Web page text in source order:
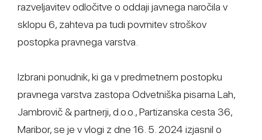
razveljavitev odločitve o oddaji javnega naročila v
sklopu 6, zahteva pa tudi povrnitev stroškov
postopka pravnega varstva.
Izbrani ponudnik, ki ga v predmetnem postopku
pravnega varstva zastopa Odvetniška pisarna Lah,
Jambrovič & partnerji, d.o.o., Partizanska cesta 36,
Maribor, se je v vlogi z dne 16. 5. 2024 izjasnil o